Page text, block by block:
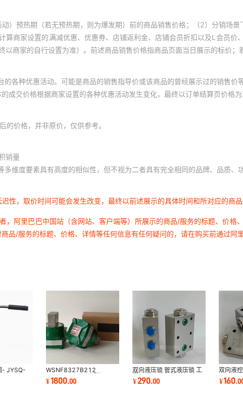
）预热期（若无预热期，则为爆发期）前的商品销售价格；（2）分销场
商家设置的满减优惠、优惠券、店铺返利金、店铺会员折扣以及L会员
商家的自行设置为准）。前述商品销售价格指商品页面当日展示的标价；
各种优惠活动。可能是商品的销售指导价或该商品的曾经展示过的销售价
成交价格根据商家设置的各种优惠活动发生变化，最终以订单结算页价格为
价格，并非原价，仅供参考。
销量
维度要素具有高度的相似性，但不视为二者具有完全相同的品牌、品质、
性，取价时间可能会发生改变，最终以前述展示的具体时间和所对应的商品
，阿里巴巴中国站（含网站、客户端等）所展示的商品/服务的标题、价
品/服务的标题、价格、详情等任何信息有任何疑问的，请在购买前通过
- JYSQ-
阀
21,25
WSNF8327B212
NF8327B112 电磁阀
NF8327B112
¥1800.00
双向液压锁 管式液压锁 工
程机械 农业机械 油缸液压
锁 保压阀
¥290.00
双向液
12L
压锁 双
¥160.